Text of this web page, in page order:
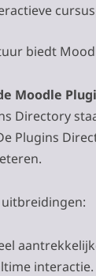
biedt
Moodle
Directory
Plugins
interactie.